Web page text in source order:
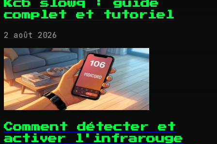
Kcb slowq : guide
complet et tutoriel
2 août 2026
Comment détecter et
activer l'infrarouge